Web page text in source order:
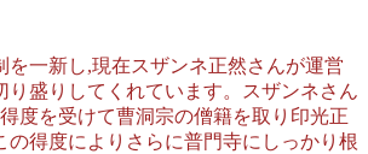
一新し,現在スザンネ正然さんが運営
り盛りしてくれています。スザンネさん
度を受けて曹洞宗の僧籍を取り印光正
の得度によりさらに普門寺にしっかり根